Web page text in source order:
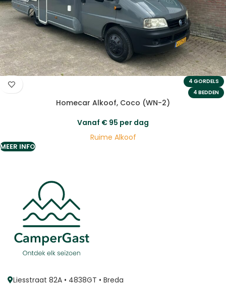
4 GORDELS
4 BEDDEN
Homecar Alkoof, Coco (WN-2)
Vanaf € 95 per dag
Ruime Alkoof
MEER INFO
Liesstraat 82A • 4838GT • Breda